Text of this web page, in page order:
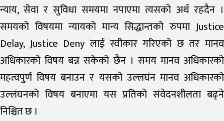
न्याय, सेवा र सुविधा समयमा नपाएमा त्यसको अर्थ रहदैन ।
समयको विषयमा न्यायको मान्य सिद्धान्तको रुपमा Justice
Delay, Justice Deny लाई स्वीकार गरिएको छ तर मानव
अधिकारको विषय बन्न सकेको छैन । समय मानव अधिकारको
महत्वपुुर्ण विषय बनाउन र यसको उल्लघंन मानव अधिकारको
उल्लंघनको विषय बनाएमा यस प्रतिको संवेदनशीलता बढ्ने
निश्चित छ ।